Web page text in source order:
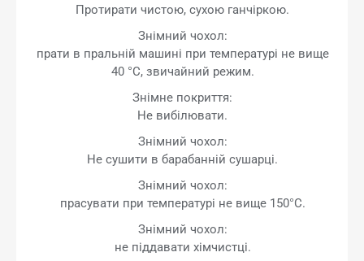
Протирати чистою, сухою ганчіркою.
Знімний чохол:
прати в пральній машині при температурі не вище
40 °C, звичайний режим.
Знімне покриття:
Не вибілювати.
Знімний чохол:
Не сушити в барабанній сушарці.
Знімний чохол:
прасувати при температурі не вище 150°C.
Знімний чохол:
не піддавати хімчистці.